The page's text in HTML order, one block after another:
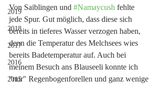
2019
2018
2017
2016
2015
Von Saiblingen und #Namaycush fehlte
jede Spur. Gut möglich, dass diese sich
bereits in tieferes Wasser verzogen haben,
denn die Temperatur des Melchsees wies
bereits Badetemperatur auf. Auch bei
meinem Besuch ans Blauseeli konnte ich
"nur" Regenbogenforellen und ganz wenige